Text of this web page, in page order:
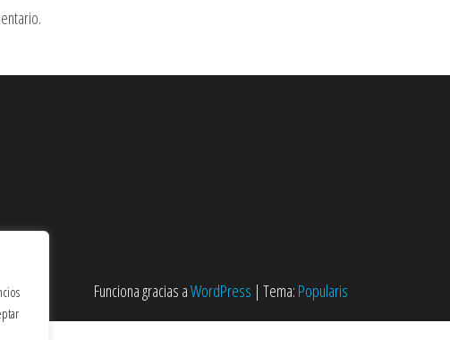
Funciona gracias aWordPress | Tema: Popularis